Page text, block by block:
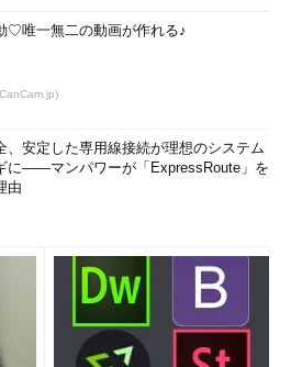
♡唯一無二の動画が作れる♪
、安定した専用線接続が理想のシステム
に――マンパワーが「ExpressRoute」を
由